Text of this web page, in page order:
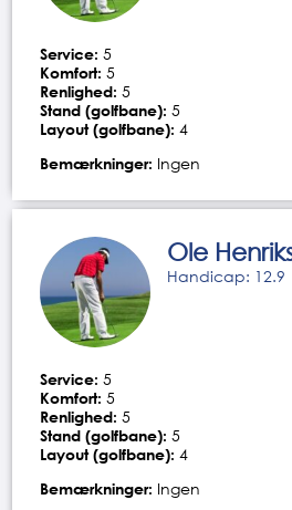
Service: 5
Komfort: 5
Renlighed: 5
Stand (golfbane): 5
Layout (golfbane): 4
Bemærkninger: Ingen
Ole
Handicap: 12.9
Service: 5
Komfort: 5
Renlighed: 5
Stand (golfbane): 5
Layout (golfbane): 4
Bemærkninger: Ingen